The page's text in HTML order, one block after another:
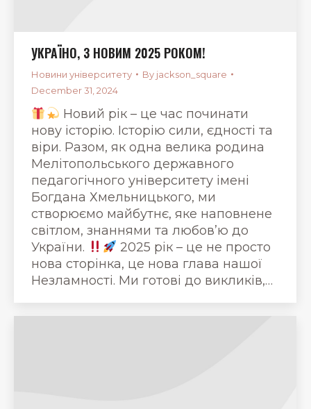
УКРАЇНО, З НОВИМ 2025 РОКОМ!
Новини університету By jackson_square
December 31, 2024
Новий рік – це час починати
нову історію. Історію сили, єдності та
віри. Разом, як одна велика родина
Мелітопольського державного
педагогічного університету імені
Богдана Хмельницького, ми
створюємо майбутнє, яке наповнене
світлом, знаннями та любов’ю до
України.
2025 рік – це не просто
нова сторінка, це нова глава нашої
Незламності. Ми готові до викликів,…